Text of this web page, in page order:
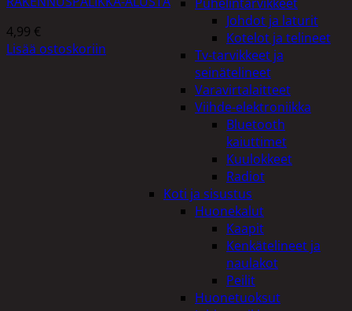
Johdot ja laturit
Kotelot ja telineet
Tv-tarvikkeet ja
seinätelineet
Varavirtalaitteet
Viihde-elektroniikka
Bluetooth
kaiuttimet
Kuulokkeet
Radiot
Koti ja sisustus
Huonekalut
Kaapit
Kenkätelineet ja
naulakot
Peilit
Huonetuoksut
4,99 €
Lisää ostoskoriin